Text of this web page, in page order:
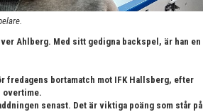
Ahlberg. Med sitt gedigna backspel, är han en
fredagens bortamatch mot IFK Hallsberg, efter
overtime.
senast. Det är viktiga poäng som står på